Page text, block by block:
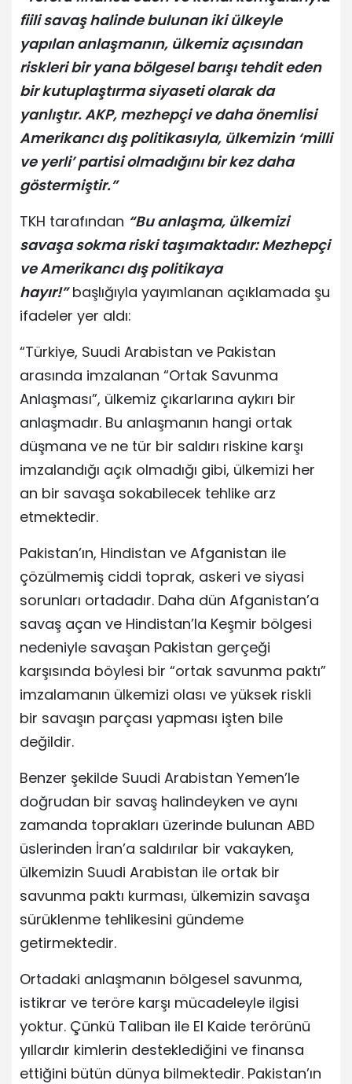
fiili savaş halinde bulunan iki ülkeyle
yapılan anlaşmanın, ülkemiz açısından
riskleri bir yana bölgesel barışı tehdit eden
bir kutuplaştırma siyaseti olarak da
yanlıştır. AKP, mezhepçi ve daha önemlisi
Amerikancı dış politikasıyla, ülkemizin ‘milli
ve yerli’ partisi olmadığını bir kez daha
göstermiştir.”
TKH tarafından “Bu anlaşma, ülkemizi
savaşa sokma riski taşımaktadır: Mezhepçi
ve Amerikancı dış politikaya
hayır!”başlığıyla yayımlanan açıklamada şu
ifadeler yer aldı:
“Türkiye, Suudi Arabistan ve Pakistan
arasında imzalanan “Ortak Savunma
Anlaşması”, ülkemiz çıkarlarına aykırı bir
anlaşmadır. Bu anlaşmanın hangi ortak
düşmana ve ne tür bir saldırı riskine karşı
imzalandığı açık olmadığı gibi, ülkemizi her
an bir savaşa sokabilecek tehlike arz
etmektedir.
Pakistan’ın, Hindistan ve Afganistan ile
çözülmemiş ciddi toprak, askeri ve siyasi
sorunları ortadadır. Daha dün Afganistan’a
savaş açan ve Hindistan’la Keşmir bölgesi
nedeniyle savaşan Pakistan gerçeği
karşısında böylesi bir “ortak savunma paktı”
imzalamanın ülkemizi olası ve yüksek riskli
bir savaşın parçası yapması işten bile
değildir.
Benzer şekilde Suudi Arabistan Yemen’le
doğrudan bir savaş halindeyken ve aynı
zamanda toprakları üzerinde bulunan ABD
üslerinden İran’a saldırılar bir vakayken,
ülkemizin Suudi Arabistan ile ortak bir
savunma paktı kurması, ülkemizin savaşa
sürüklenme tehlikesini gündeme
getirmektedir.
Ortadaki anlaşmanın bölgesel savunma,
istikrar ve teröre karşı mücadeleyle ilgisi
yoktur. Çünkü Taliban ile El Kaide terörünü
yıllardır kimlerin desteklediğini ve finansa
ettiğini bütün dünya bilmektedir. Pakistan’ın